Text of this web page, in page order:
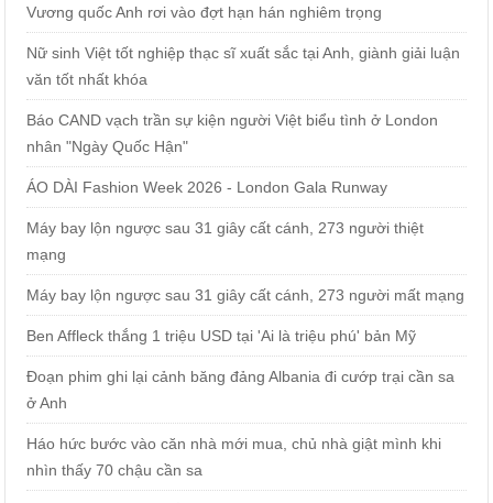
Vương quốc Anh rơi vào đợt hạn hán nghiêm trọng
Nữ sinh Việt tốt nghiệp thạc sĩ xuất sắc tại Anh, giành giải luận
văn tốt nhất khóa
Báo CAND vạch trần sự kiện người Việt biểu tình ở London
nhân "Ngày Quốc Hận"
ÁO DÀI Fashion Week 2026 - London Gala Runway
Máy bay lộn ngược sau 31 giây cất cánh, 273 người thiệt
mạng
Máy bay lộn ngược sau 31 giây cất cánh, 273 người mất mạng
Ben Affleck thắng 1 triệu USD tại 'Ai là triệu phú' bản Mỹ
Đoạn phim ghi lại cảnh băng đảng Albania đi cướp trại cần sa
ở Anh
Háo hức bước vào căn nhà mới mua, chủ nhà giật mình khi
nhìn thấy 70 chậu cần sa